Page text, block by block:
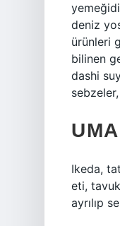
deniz
ürünleri
bilinen
dashi
Ikeda,
eti,
ayrılıp